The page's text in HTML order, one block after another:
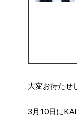
大変お待たせ
3月10日に